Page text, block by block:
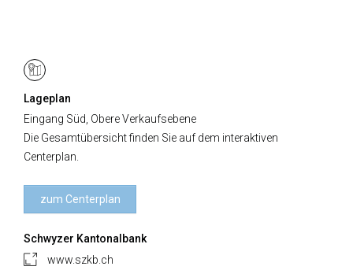
Lageplan
Eingang Süd, Obere Verkaufsebene
Die Gesamtübersicht finden Sie auf dem interaktiven
Centerplan.
zum Centerplan
Schwyzer Kantonalbank
www.szkb.ch